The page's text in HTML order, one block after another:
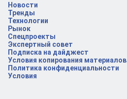
Новости
Тренды
Технологии
Рынок
Спецпроекты
Экспертный совет
Подписка на дайджест
Условия копирования материалов
Политика конфиденциальности
Условия